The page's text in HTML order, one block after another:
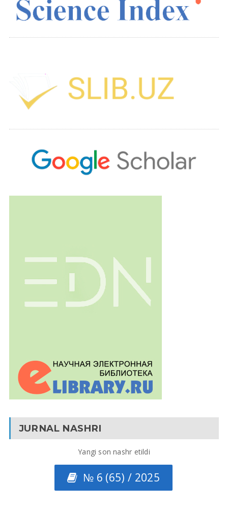
JURNAL NASHRI
Yangi son nashr etildi
№ 6 (65) / 2025